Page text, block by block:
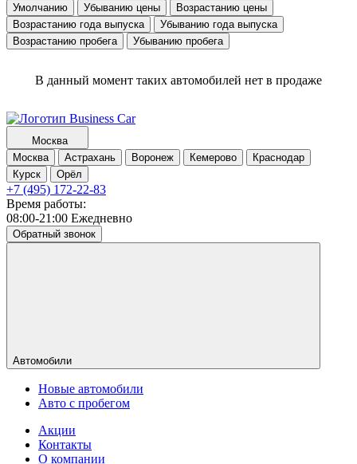
Умолчанию
Убыванию цены
Возрастанию цены
Возрастанию года выпуска
Убыванию года выпуска
Возрастанию пробега
Убыванию пробега
В данный момент таких автомобилей нет в продаже
Москва
Москва
Астрахань Воронеж Кемерово
Краснодар
Курск
Орёл
+7 (495) 172-22-83
Время работы:
08:00-21:00 Ежедневно
Обратный звонок
Автомобили
Новые автомобили
Авто с пробегом
Акции
Контакты
О компании